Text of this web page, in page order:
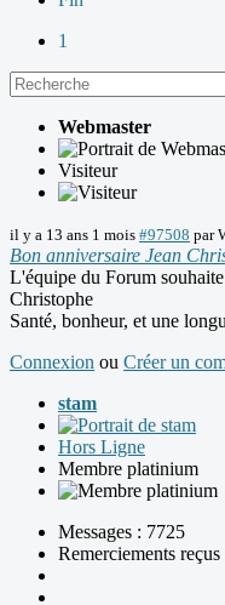
1
Webmaster
Visiteur
il y a 13 ans 1 mois #97508 par
Bon anniversaire Jean
L'équipe du Forum
Christophe
Santé, bonheur, et une
Connexion ou Créer un
stam
Hors Ligne
Membre platinium
Messages : 7725
Remerciements